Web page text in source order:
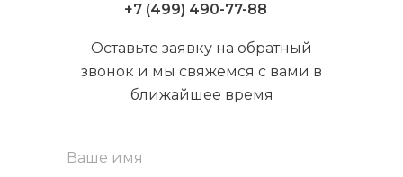
Оставьте заявку на обратный
звонок и мы свяжемся с вами в
ближайшее время
+7 (499) 490-77-88